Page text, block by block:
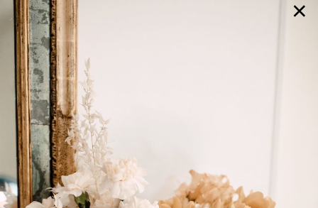
×
GALERIE SELECTION
Array ( [0] => extra_args [1] => Array ( [post__not_in] =>
Array ( [0] => 82694 ) ) )